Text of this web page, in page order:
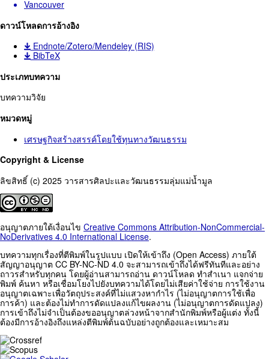
Vancouver
ดาวน์โหลดการอ้างอิง
Endnote/Zotero/Mendeley (RIS)
BibTeX
ประเภทบทความ
บทความวิจัย
หมวดหมู่
เศรษฐกิจสร้างสรรค์โดยใช้ทุนทางวัฒนธรรม
Copyright & License
ลิขสิทธิ์ (c) 2025 วารสารศิลปะและวัฒนธรรมลุ่มแม่น้ำมูล
อนุญาตภายใต้เงื่อนไข Creative Commons Attribution-NonCommercial-
NoDerivatives 4.0 International License.
บทความทุกเรื่องที่ตีพิมพ์ในรูปแบบ เปิดให้เข้าถึง (Open Access) ภายใต้
สัญญาอนุญาต CC BY-NC-ND 4.0 จะสามารถเข้าถึงได้ฟรีทันทีและอย่าง
ถาวรสำหรับทุกคน โดยผู้อ่านสามารถอ่าน ดาวน์โหลด ทำสำเนา แจกจ่าย
พิมพ์ ค้นหา หรือเชื่อมโยงไปยังบทความได้โดยไม่เสียค่าใช้จ่าย การใช้งาน
อนุญาตเฉพาะเพื่อวัตถุประสงค์ที่ไม่แสวงหากำไร (ไม่อนุญาตการใช้เพื่อ
การค้า) และต้องไม่ทำการดัดแปลงแก้ไขผลงาน (ไม่อนุญาตการดัดแปลง)
การเข้าถึงไม่จำเป็นต้องขออนุญาตล่วงหน้าจากสำนักพิมพ์หรือผู้แต่ง ทั้งนี้
ต้องมีการอ้างอิงถึงแหล่งตีพิมพ์ต้นฉบับอย่างถูกต้องและเหมาะสม